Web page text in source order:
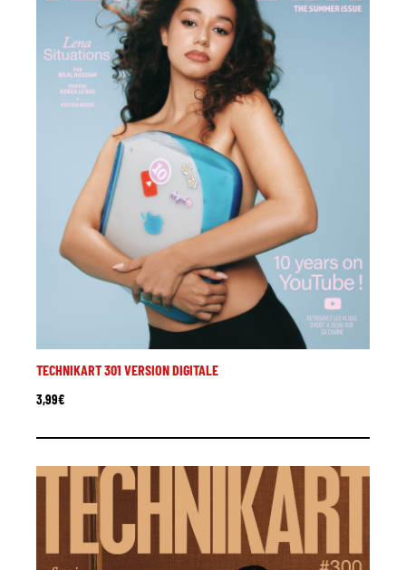
TECHNIKART 301 VERSION DIGITALE
3,99€